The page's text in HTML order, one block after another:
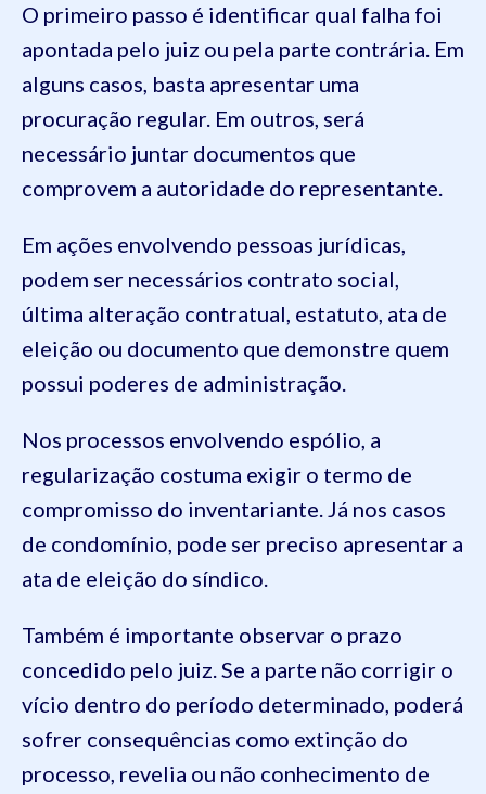
O primeiro passo é identificar qual falha foi
apontada pelo juiz ou pela parte contrária. Em
alguns casos, basta apresentar uma
procuração regular. Em outros, será
necessário juntar documentos que
comprovem a autoridade do representante.
Em ações envolvendo pessoas jurídicas,
podem ser necessários contrato social,
última alteração contratual, estatuto, ata de
eleição ou documento que demonstre quem
possui poderes de administração.
Nos processos envolvendo espólio, a
regularização costuma exigir o termo de
compromisso do inventariante. Já nos casos
de condomínio, pode ser preciso apresentar a
ata de eleição do síndico.
Também é importante observar o prazo
concedido pelo juiz. Se a parte não corrigir o
vício dentro do período determinado, poderá
sofrer consequências como extinção do
processo, revelia ou não conhecimento de